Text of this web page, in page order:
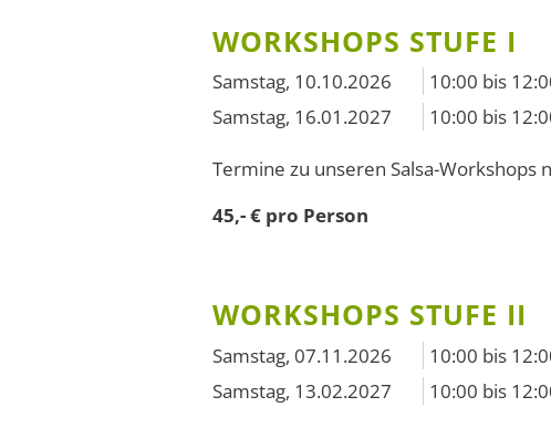
WORKSHOPS STUFE I
Samstag, 10.10.2026 10:00 bis
Samstag, 16.01.2027
10:00 bis
Termine zu unseren Salsa-Workshops
45,- € pro Person
WORKSHOPS STUFE II
Samstag, 07.11.2026 10:00 bis
Samstag, 13.02.2027
10:00 bis